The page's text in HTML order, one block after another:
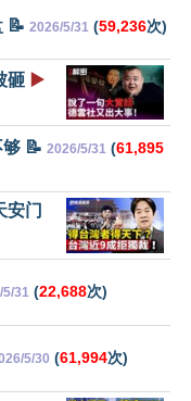
📝 2026/5/31 (59,236次)
砸 ▶️
📝 2026/5/31 (61,895
安门
5/31 (22,688次)
5/30 (61,994次)